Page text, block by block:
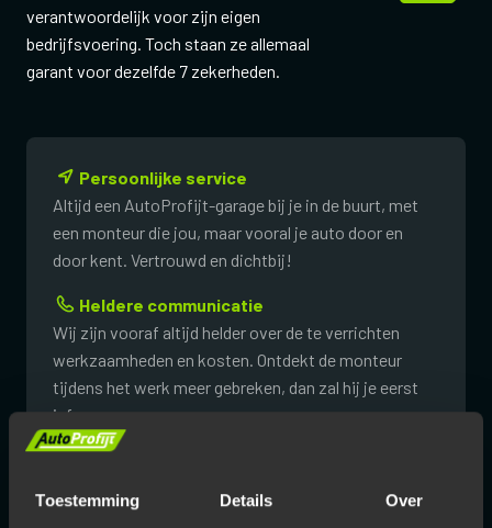
Toestemming Details Over
verantwoordelijk voor zijn eigen
bedrijfsvoering. Toch staan ze allemaal
garant voor dezelfde 7 zekerheden.
Persoonlijke service
Altijd een AutoProfijt-garage bij je in de buurt, met
een monteur die jou, maar vooral je auto door en
door kent. Vertrouwd en dichtbij!
Heldere communicatie
Wij zijn vooraf altijd helder over de te verrichten
werkzaamheden en kosten. Ontdekt de monteur
tijdens het werk meer gebreken, dan zal hij je eerst
informeren.
Eerlijke prijzen
AutoProfijt als grote organisatie scherp inkoopt.